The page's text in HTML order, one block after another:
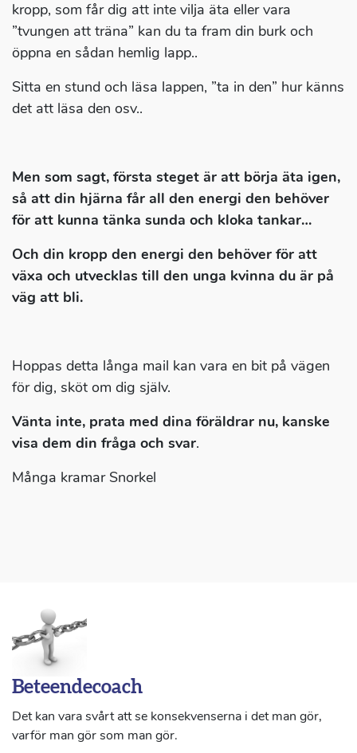
kropp, som får dig att inte vilja äta eller vara
”tvungen att träna” kan du ta fram din burk och
öppna en sådan hemlig lapp..
Sitta en stund och läsa lappen, ”ta in den” hur känns
det att läsa den osv..
Men som sagt, första steget är att börja äta igen,
så att din hjärna får all den energi den behöver
för att kunna tänka sunda och kloka tankar…
Och din kropp den energi den behöver för att
växa och utvecklas till den unga kvinna du är på
väg att bli.
Hoppas detta långa mail kan vara en bit på vägen
för dig, sköt om dig själv.
Vänta inte, prata med dina föräldrar nu, kanske
visa dem din fråga och svar.
Många kramar Snorkel
Beteendecoach
Det kan vara svårt att se konsekvenserna i det man gör,
varför man gör som man gör.